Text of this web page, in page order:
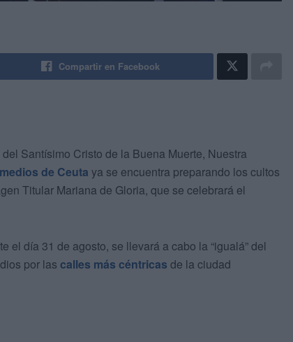
Compartir en Facebook
del Santísimo Cristo de la Buena Muerte, Nuestra
de Ceuta ya se encuentra preparando los cultos
Titular Mariana de Gloria, que se celebrará el
el día 31 de agosto, se llevará a cabo la “igualá” del
por las calles más céntricas de la ciudad